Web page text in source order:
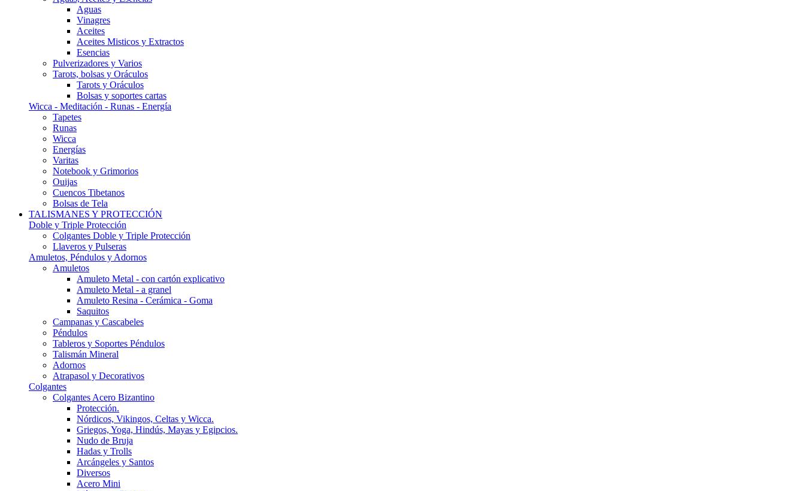
Aguas
Vinagres
Aceites
Aceites Misticos y Extractos
Esencias
Pulverizadores y Varios
Tarots, bolsas y Oráculos
Tarots y Oráculos
Bolsas y soportes cartas
Wicca - Meditación - Runas - Energía
Tapetes
Runas
Wicca
Energías
Varitas
Notebook y Grimorios
Ouijas
Cuencos Tibetanos
Bolsas de Tela
TALISMANES Y PROTECCIÓN
Doble y Triple Protección
Colgantes Doble y Triple Protección
Llaveros y Pulseras
Amuletos, Péndulos y Adornos
Amuletos
Amuleto Metal - con cartón explicativo
Amuleto Metal - a granel
Amuleto Resina - Cerámica - Goma
Saquitos
Campanas y Cascabeles
Péndulos
Tableros y Soportes Péndulos
Talismán Mineral
Adornos
Atrapasol y Decorativos
Colgantes
Colgantes Acero Bizantino
Protección.
Nórdicos, Vikingos, Celtas y Wicca.
Griegos, Yoga, Hindús, Mayas y Egipcios.
Nudo de Bruja
Hadas y Trolls
Arcángeles y Santos
Diversos
Acero Mini